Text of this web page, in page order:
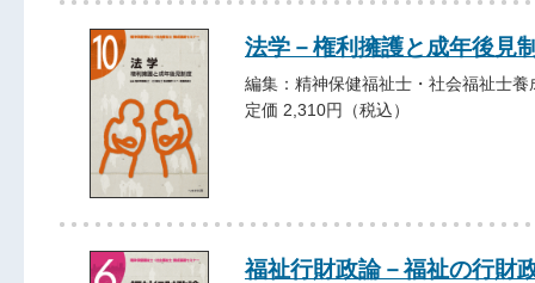
法学－権利擁護と成年後見
編集：精神保健福祉士・社会福祉士
定価 2,310円（税込）
福祉行財政論－福祉の行財